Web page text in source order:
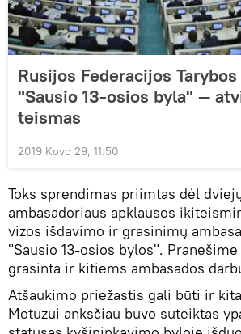
Rusijos Federacijos
"Sausio 13-osios byla" —
teismas
2019 Kovo 29, 11:50
Toks sprendimas priimtas dėl
ambasadoriaus apklausos
vizos išdavimo ir grasinimų
"Sausio 13-osios bylos".
grasinta ir kitiems ambasados
Atšaukimo priežastis gali būti ir
Motuzui anksčiau buvo suteiktas